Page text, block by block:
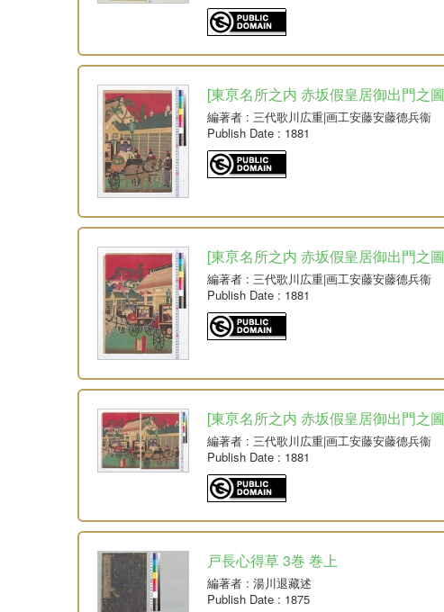
[東亰名所之内 赤坂假皇居御出門之
編著者: 三代歌川広重|画工安藤安藤德兵衞
Publish Date: 1881
[東亰名所之内 赤坂假皇居御出門之
編著者: 三代歌川広重|画工安藤安藤德兵衞
Publish Date: 1881
[東亰名所之内 赤坂假皇居御出門之
編著者: 三代歌川広重|画工安藤安藤德兵衞
Publish Date: 1881
戸長心得草 3巻 巻上
編著者: 湯川退藏述
Publish Date: 1875